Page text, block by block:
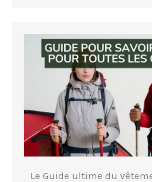
Le Guide ultime du